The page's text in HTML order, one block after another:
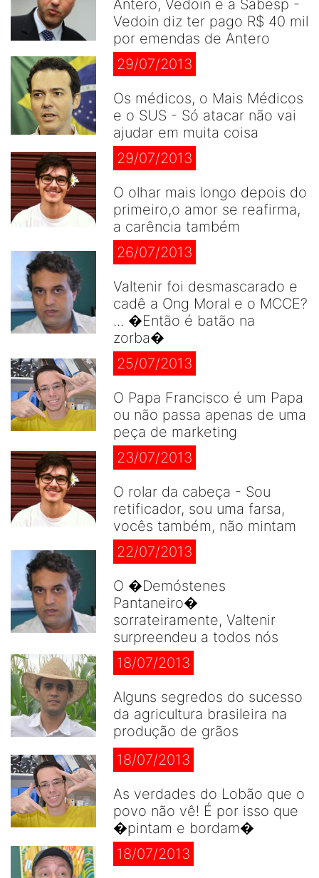
Antero, Vedoin e a Sabesp -
Vedoin diz ter pago R$ 40 mil
por emendas de Antero
29/07/2013
Os médicos, o Mais Médicos
e o SUS - Só atacar não vai
ajudar em muita coisa
29/07/2013
O olhar mais longo depois do
primeiro,o amor se reafirma,
a carência também
26/07/2013
Valtenir foi desmascarado e
cadê a Ong Moral e o MCCE?
... �Então é batão na
zorba�
25/07/2013
O Papa Francisco é um Papa
ou não passa apenas de uma
peça de marketing
23/07/2013
O rolar da cabeça - Sou
retificador, sou uma farsa,
vocês também, não mintam
22/07/2013
O �Demóstenes
Pantaneiro�
sorrateiramente, Valtenir
surpreendeu a todos nós
18/07/2013
Alguns segredos do sucesso
da agricultura brasileira na
produção de grãos
18/07/2013
As verdades do Lobão que o
povo não vê! É por isso que
�pintam e bordam�
18/07/2013